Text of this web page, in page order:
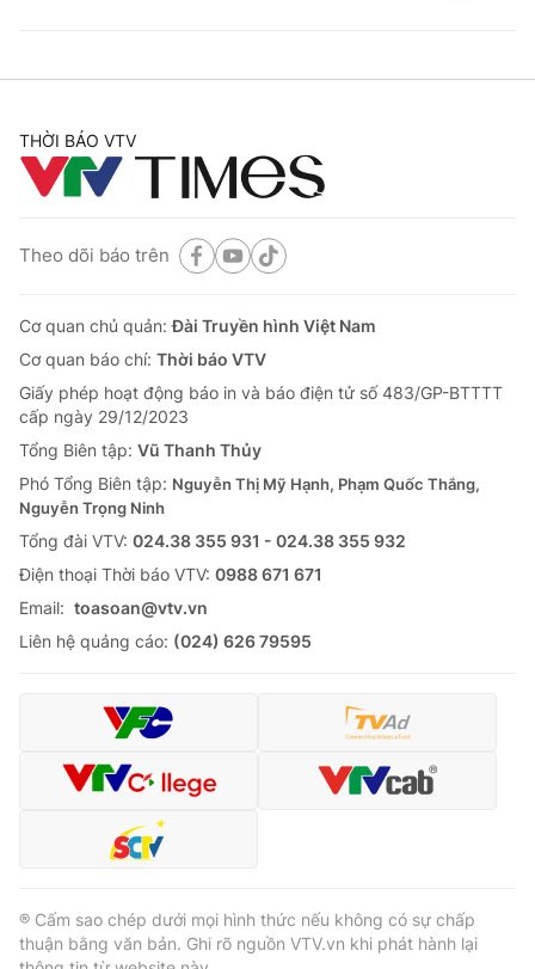
THỜI BÁO VTV
Theo dõi báo trên
Cơ quan chủ quản:Đài Truyền hình Việt Nam
Cơ quan báo chí: Thời báo VTV
Giấy phép hoạt động báo in và báo điện tử số 483/GP-BTTTT
cấp ngày 29/12/2023
Tổng Biên tập: Vũ Thanh Thủy
Phó Tổng Biên tập: Nguyễn Thị Mỹ Hạnh, Phạm Quốc Thắng,
Nguyễn Trọng Ninh
Tổng đài VTV: 024.38 355 931 - 024.38 355 932
Ðiện thoại Thời báo VTV: 0988 671 671
Email: toasoan@vtv.vn
Liên hệ quảng cáo: (024) 626 79595
® Cấm sao chép dưới mọi hình thức nếu không có sự chấp
thuận bằng văn bản. Ghi rõ nguồn VTV.vn khi phát hành lại